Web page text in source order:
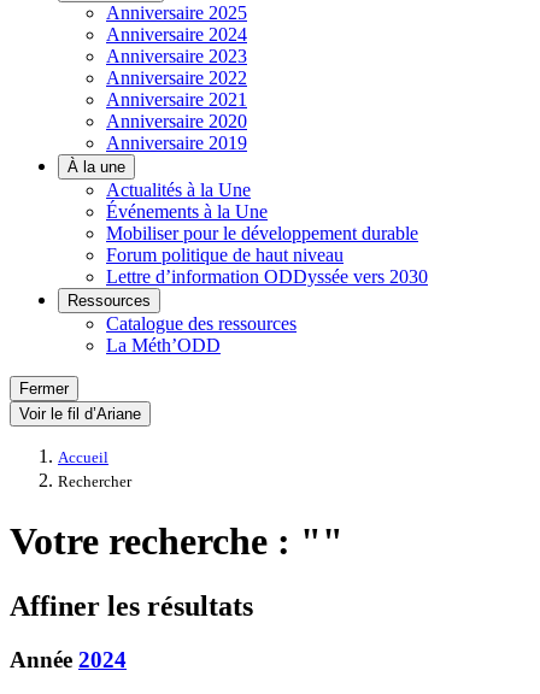
Anniversaire 2025
Anniversaire 2024
Anniversaire 2023
Anniversaire 2022
Anniversaire 2021
Anniversaire 2020
Anniversaire 2019
À la une
Actualités à la Une
Événements à la Une
Mobiliser pour le développement durable
Forum politique de haut niveau
Lettre d’information ODDyssée vers 2030
Ressources
Catalogue des ressources
La Méth’ODD
Fermer
Voir le fil d’Ariane
Accueil
Rechercher
Votre recherche : ""
Affiner les résultats
Année 2024